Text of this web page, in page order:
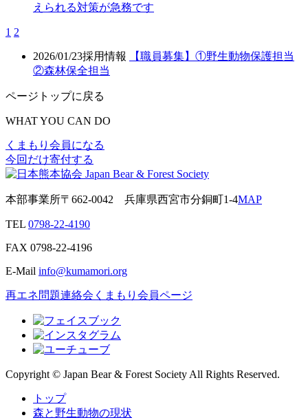
えられる対策が急務です
1 2
2026/01/23採用情報
【職員募集】①野生動物保護担当
②森林保全担当
ページトップに戻る
WHAT YOU CAN DO
くまもり会員になる
今回だけ寄付する
本部事業所〒662-0042 兵庫県西宮市分銅町1-4MAP
TEL 0798-22-4190
FAX 0798-22-4196
E-Mail info@kumamori.org
再エネ問題連絡会 くまもり会員ページ
Copyright © Japan Bear & Forest Society All Rights Reserved.
トップ
森と野生動物の現状